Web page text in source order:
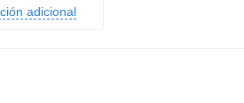
adicional